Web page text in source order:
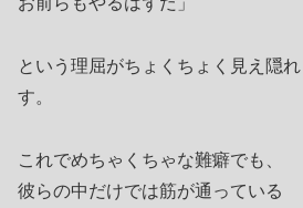
という理屈がちょくちょく見え隠
す。
これでめちゃくちゃな難癖でも、
彼らの中だけでは筋が通っている